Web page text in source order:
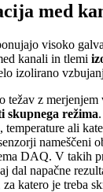
med
visoko
kanali in tlemi
izolirano
težav z merjenjem
skupnega režima
ali
nameščeni
DAQ. V takih
dal napačne
katero je treba